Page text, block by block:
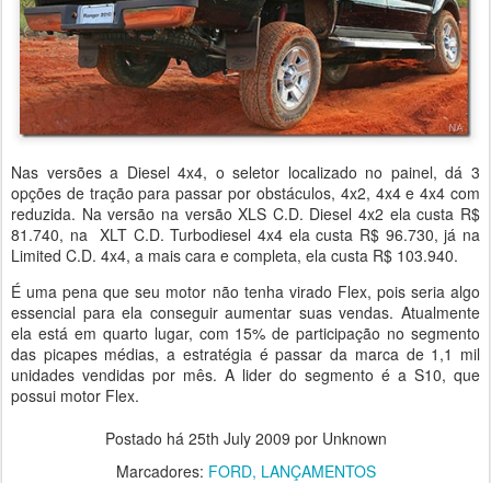
Nas versões a Diesel 4x4, o seletor localizado no painel, dá 3
opções de tração para passar por obstáculos, 4x2, 4x4 e 4x4 com
reduzida. Na versão na versão XLS C.D. Diesel 4x2 ela custa R$
81.740, na XLT C.D. Turbodiesel 4x4 ela custa R$ 96.730, já na
Limited C.D. 4x4, a mais cara e completa, ela custa R$ 103.940.
É uma pena que seu motor não tenha virado Flex, pois seria algo
essencial para ela conseguir aumentar suas vendas. Atualmente
ela está em quarto lugar, com 15% de participação no segmento
das picapes médias, a estratégia é passar da marca de 1,1 mil
unidades vendidas por mês. A lider do segmento é a S10, que
possui motor Flex.
Postado há 25th July 2009 por Unknown
Marcadores: FORD LANÇAMENTOS